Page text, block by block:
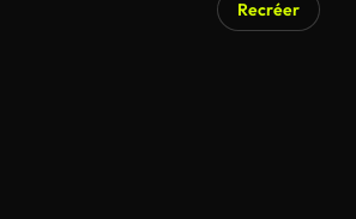
Recréer